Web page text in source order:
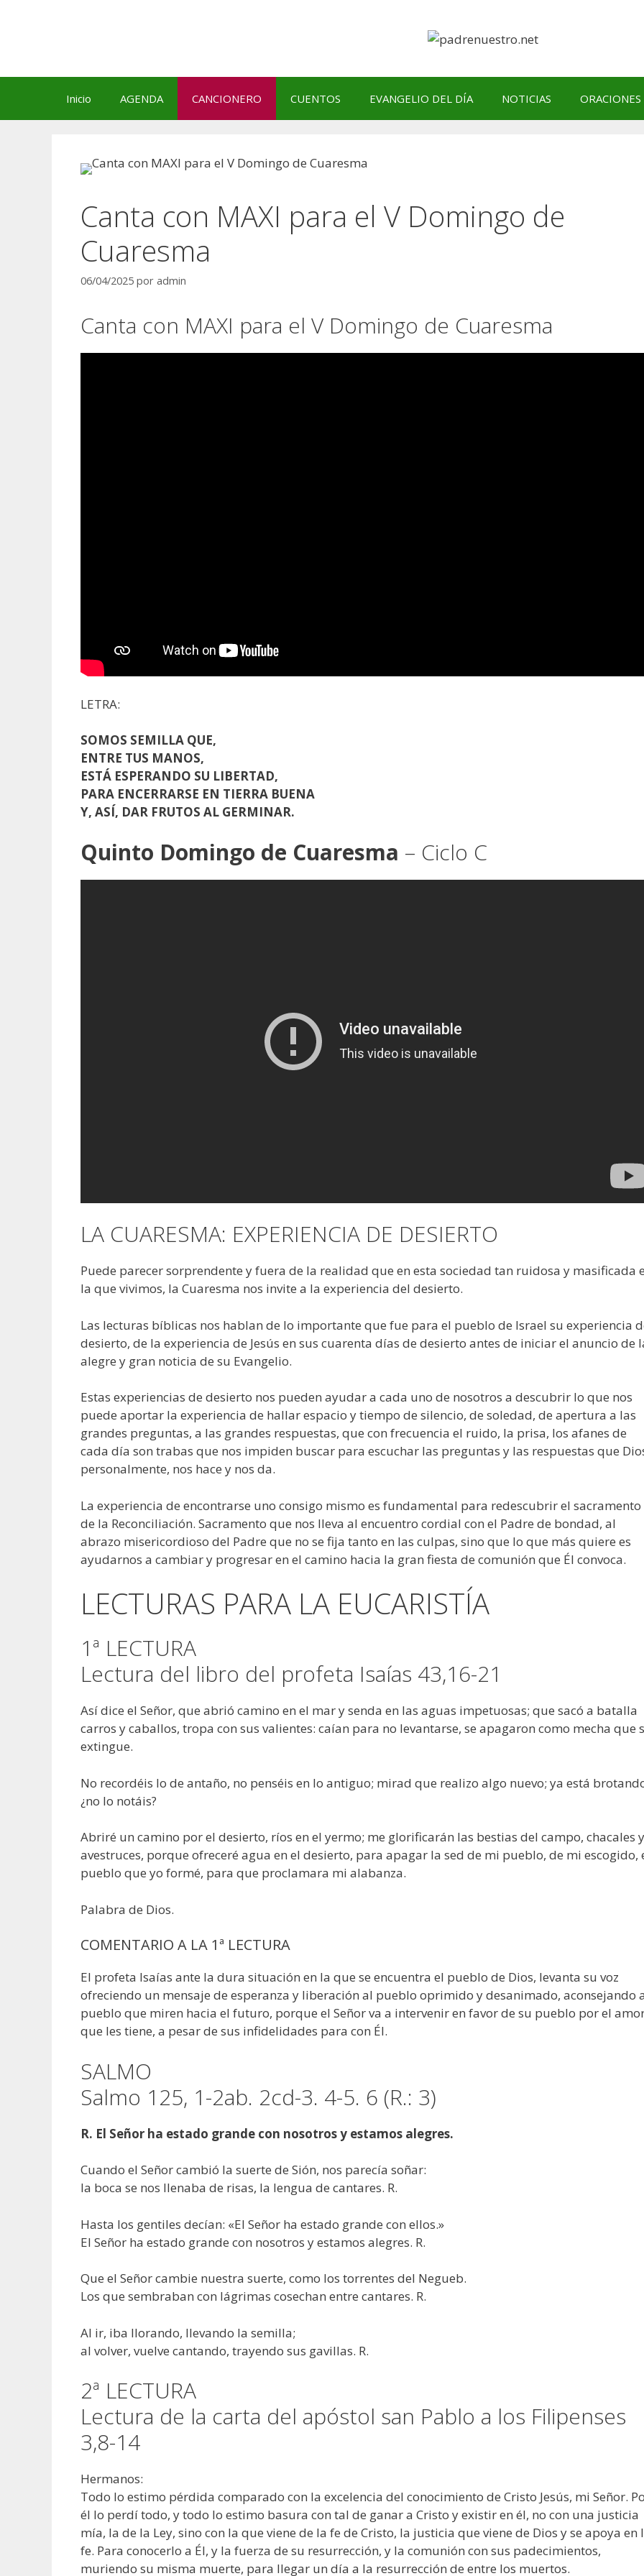
Inicio AGENDA CANCIONERO CUENTOS EVANGELIO DEL DÍA NOTICIAS ORACIONES
Canta con MAXI para el V Domingo de
Cuaresma
06/04/2025 por admin
Canta con MAXI para el V Domingo de Cuaresma
LETRA:
SOMOS SEMILLA QUE,
ENTRE TUS MANOS,
ESTÁ ESPERANDO SU LIBERTAD,
PARA ENCERRARSE EN TIERRA BUENA
Y, ASÍ, DAR FRUTOS AL GERMINAR.
Quinto Domingo de Cuaresma – Ciclo C
LA CUARESMA: EXPERIENCIA DE DESIERTO
Puede parecer sorprendente y fuera de la realidad que en esta sociedad tan ruidosa y masificada
la que vivimos, la Cuaresma nos invite a la experiencia del desierto.
Las lecturas bíblicas nos hablan de lo importante que fue para el pueblo de Israel su experiencia
desierto, de la experiencia de Jesús en sus cuarenta días de desierto antes de iniciar el anuncio de
alegre y gran noticia de su Evangelio.
Estas experiencias de desierto nos pueden ayudar a cada uno de nosotros a descubrir lo que nos
puede aportar la experiencia de hallar espacio y tiempo de silencio, de soledad, de apertura a las
grandes preguntas, a las grandes respuestas, que con frecuencia el ruido, la prisa, los afanes de
cada día son trabas que nos impiden buscar para escuchar las preguntas y las respuestas que
personalmente, nos hace y nos da.
La experiencia de encontrarse uno consigo mismo es fundamental para redescubrir el sacramento
de la Reconciliación. Sacramento que nos lleva al encuentro cordial con el Padre de bondad, al
abrazo misericordioso del Padre que no se fija tanto en las culpas, sino que lo que más quiere es
ayudarnos a cambiar y progresar en el camino hacia la gran fiesta de comunión que Él convoca.
LECTURAS PARA LA EUCARISTÍA
1ª LECTURA
Lectura del libro del profeta Isaías 43,16-21
Así dice el Señor, que abrió camino en el mar y senda en las aguas impetuosas; que sacó a batalla
carros y caballos, tropa con sus valientes: caían para no levantarse, se apagaron como mecha que
extingue.
No recordéis lo de antaño, no penséis en lo antiguo; mirad que realizo algo nuevo; ya está
¿no lo notáis?
Abriré un camino por el desierto, ríos en el yermo; me glorificarán las bestias del campo, chacales y
avestruces, porque ofreceré agua en el desierto, para apagar la sed de mi pueblo, de mi escogido,
pueblo que yo formé, para que proclamara mi alabanza.
Palabra de Dios.
COMENTARIO A LA 1ª LECTURA
El profeta Isaías ante la dura situación en la que se encuentra el pueblo de Dios, levanta su voz
ofreciendo un mensaje de esperanza y liberación al pueblo oprimido y desanimado, aconsejando
pueblo que miren hacia el futuro, porque el Señor va a intervenir en favor de su pueblo por el
que les tiene, a pesar de sus infidelidades para con Él.
SALMO
Salmo 125, 1-2ab. 2cd-3. 4-5. 6 (R.: 3)
R. El Señor ha estado grande con nosotros y estamos alegres.
Cuando el Señor cambió la suerte de Sión, nos parecía soñar:
la boca se nos llenaba de risas, la lengua de cantares. R.
Hasta los gentiles decían: «El Señor ha estado grande con ellos.»
El Señor ha estado grande con nosotros y estamos alegres. R.
Que el Señor cambie nuestra suerte, como los torrentes del Negueb.
Los que sembraban con lágrimas cosechan entre cantares. R.
Al ir, iba llorando, llevando la semilla;
al volver, vuelve cantando, trayendo sus gavillas. R.
2ª LECTURA
Lectura de la carta del apóstol san Pablo a los Filipenses
3,8-14
Hermanos:
Todo lo estimo pérdida comparado con la excelencia del conocimiento de Cristo Jesús, mi Señor.
él lo perdí todo, y todo lo estimo basura con tal de ganar a Cristo y existir en él, no con una justicia
mía, la de la Ley, sino con la que viene de la fe de Cristo, la justicia que viene de Dios y se apoya en
fe. Para conocerlo a Él, y la fuerza de su resurrección, y la comunión con sus padecimientos,
muriendo su misma muerte, para llegar un día a la resurrección de entre los muertos.